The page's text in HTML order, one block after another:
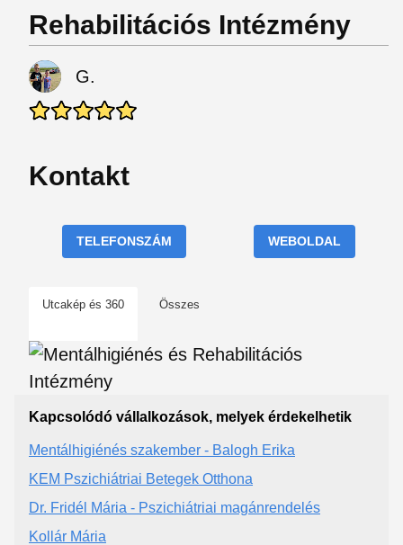
Rehabilitációs Intézmény
G.
Kontakt
TELEFONSZÁM WEBOLDAL
Utcakép és 360 Összes
Kapcsolódó vállalkozások, melyek érdekelhetik
Mentálhigiénés szakember - Balogh Erika
KEM Pszichiátriai Betegek Otthona
Dr. Fridél Mária - Pszichiátriai magánrendelés
Kollár Mária